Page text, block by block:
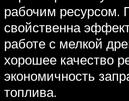
рабочим ресурсом.
свойственна
работе с мелкой
хорошее качество
экономичность
топлива.